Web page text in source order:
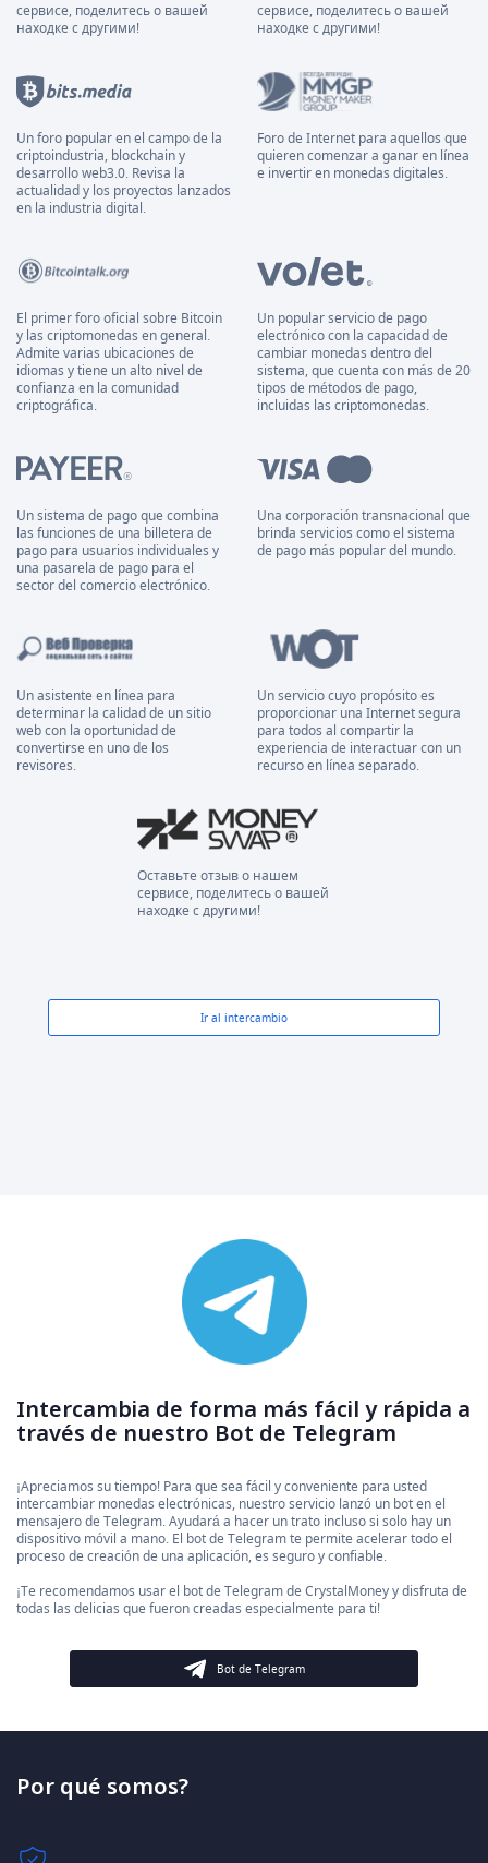
сервисе, поделитесь о вашей
находке с другими!
сервисе, поделитесь о вашей
находке с другими!
Un foro popular en el campo de la
criptoindustria, blockchain y
desarrollo web3.0. Revisa la
actualidad y los proyectos lanzados
en la industria digital.
Foro de Internet para aquellos que
quieren comenzar a ganar en línea
e invertir en monedas digitales.
El primer foro oficial sobre Bitcoin
y las criptomonedas en general.
Admite varias ubicaciones de
idiomas y tiene un alto nivel de
confianza en la comunidad
criptográfica.
Un popular servicio de pago
electrónico con la capacidad de
cambiar monedas dentro del
sistema, que cuenta con más de 20
tipos de métodos de pago,
incluidas las criptomonedas.
Un sistema de pago que combina
las funciones de una billetera de
pago para usuarios individuales y
una pasarela de pago para el
sector del comercio electrónico.
Una corporación transnacional que
brinda servicios como el sistema
de pago más popular del mundo.
Un asistente en línea para
determinar la calidad de un sitio
web con la oportunidad de
convertirse en uno de los
revisores.
Un servicio cuyo propósito es
proporcionar una Internet segura
para todos al compartir la
experiencia de interactuar con un
recurso en línea separado.
Оставьте отзыв о нашем
сервисе, поделитесь о вашей
находке с другими!
Ir al intercambio
Intercambia de forma más fácil y rápida a
través de nuestro Bot de Telegram
¡Apreciamos su tiempo! Para que sea fácil y conveniente para usted
intercambiar monedas electrónicas, nuestro servicio lanzó un bot en el
mensajero de Telegram. Ayudará a hacer un trato incluso si solo hay un
dispositivo móvil a mano. El bot de Telegram te permite acelerar todo el
proceso de creación de una aplicación, es seguro y confiable.
¡Te recomendamos usar el bot de Telegram de CrystalMoney y disfruta de
todas las delicias que fueron creadas especialmente para ti!
Bot de Telegram
Por qué somos?